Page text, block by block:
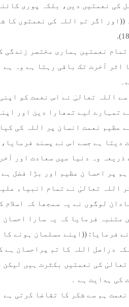
کی نعمتیں دیں، بلکہ پوری
((اور اگر تم اللہ کی نعمتوں کا
تمام نعمتیں ہماری مختصر
اثر آخرت تک باقی رہتا ہے وہ
سے اللہ تعالیٰ نے اس نعمت کو
تمہارے لیے تمھارا دین اور
عظیم نعمت انسان پر اللہ کی
دیتا ہے جسے اس نے پسند
ذریعہ وہ دنیا میں سعادت اور
ہم پر احسا ن عظیم اور بڑا فضل
اللہ تعالیٰ نے تمام انبیاء
لوگوں نے یہ سمجھا کہ
متنبہ فرمایا کہ یہ سارا
فرمایا: ((اپنے مسلمان ہونے
دراصل اللہ کا تم پراحسان ہے
تعالیٰ کی نعمتیں بکثرت ہیں
کی ہدایت ہے ۔
نعمت ہم سے شکر کا تقاضا کرتی